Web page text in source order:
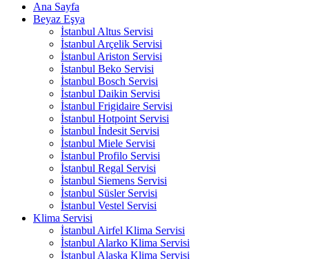
Ana Sayfa
Beyaz Eşya
İstanbul Altus Servisi
İstanbul Arçelik Servisi
İstanbul Ariston Servisi
İstanbul Beko Servisi
İstanbul Bosch Servisi
İstanbul Daikin Servisi
İstanbul Frigidaire Servisi
İstanbul Hotpoint Servisi
İstanbul İndesit Servisi
İstanbul Miele Servisi
İstanbul Profilo Servisi
İstanbul Regal Servisi
İstanbul Siemens Servisi
İstanbul Süsler Servisi
İstanbul Vestel Servisi
Klima Servisi
İstanbul Airfel Klima Servisi
İstanbul Alarko Klima Servisi
İstanbul Alaska Klima Servisi